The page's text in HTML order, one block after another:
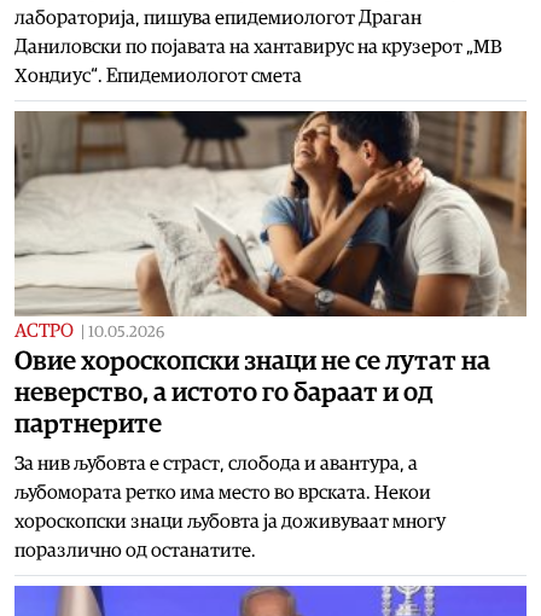
лабораторија, пишува епидемиологот Драган
Даниловски по појавата на хантавирус на крузерот „МВ
Хондиус“. Епидемиологот смета
АСТРО 10.05.2026
Овие хороскопски знаци не се лутат на
неверство, а истото го бараат и од
партнерите
За нив љубовта е страст, слобода и авантура, а
љубомората ретко има место во врската. Некои
хороскопски знаци љубовта ја доживуваат многу
поразлично од останатите.